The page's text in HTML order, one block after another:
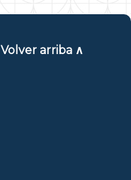
Volver arriba ∧